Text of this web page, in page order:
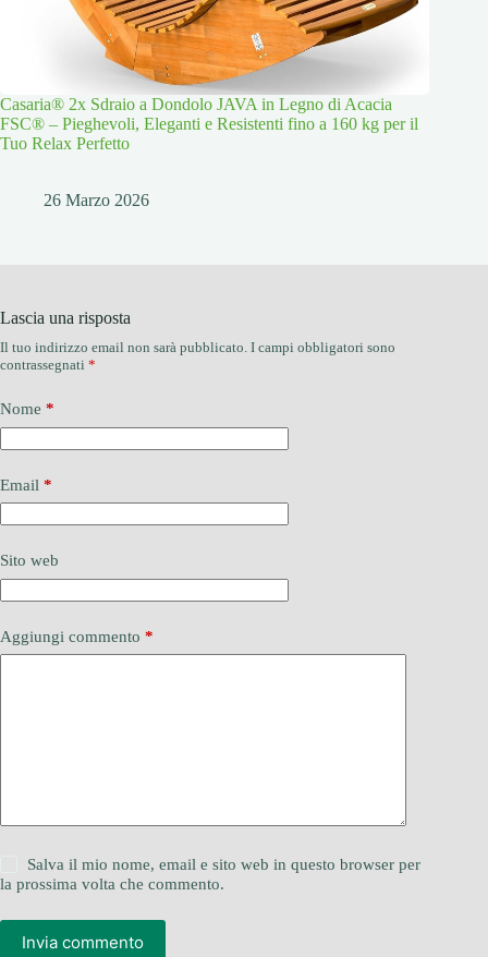
Casaria® 2x Sdraio a Dondolo JAVA in Legno di Acacia
FSC® – Pieghevoli, Eleganti e Resistenti fino a 160 kg per il
Tuo Relax Perfetto
26 Marzo 2026
Lascia una risposta
Il tuo indirizzo email non sarà pubblicato. I campi obbligatori sono
contrassegnati *
Nome *
Email *
Sito web
Aggiungi commento *
Salva il mio nome, email e sito web in questo browser per
la prossima volta che commento.
Invia commento